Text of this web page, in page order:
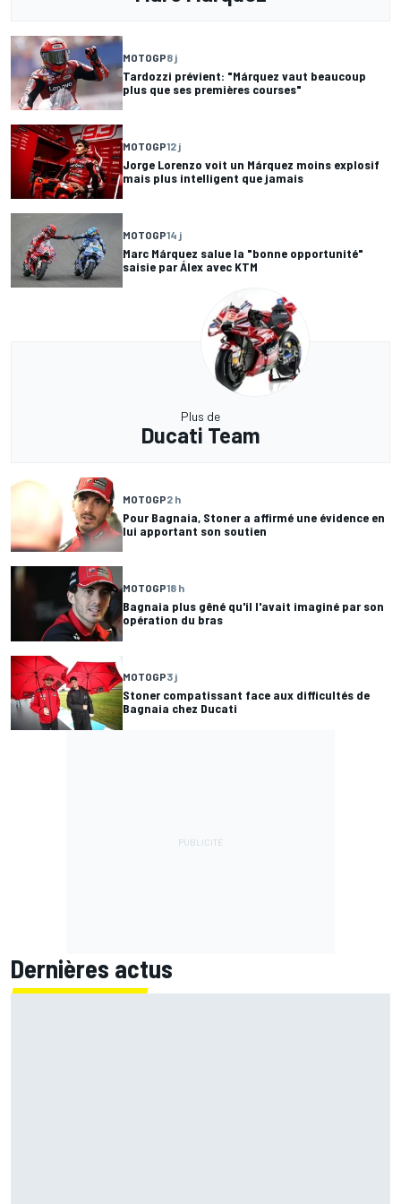
MOTOGP8 j
Tardozzi prévient: "Márquez vaut beaucoup
plus que ses premières courses"
MOTOGP12 j
Jorge Lorenzo voit un Márquez moins explosif
mais plus intelligent que jamais
MOTOGP14 j
Marc Márquez salue la "bonne opportunité"
saisie par Álex avec KTM
Plus de
Ducati Team
MOTOGP2 h
Pour Bagnaia, Stoner a affirmé une évidence en
lui apportant son soutien
MOTOGP18 h
Bagnaia plus gêné qu'il l'avait imaginé par son
opération du bras
MOTOGP3 j
Stoner compatissant face aux difficultés de
Bagnaia chez Ducati
Dernières actus